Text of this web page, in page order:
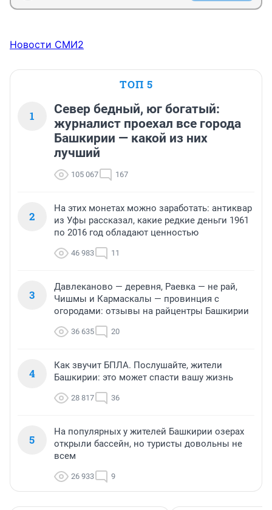
Новости СМИ2
ТОП 5
1
Север бедный, юг богатый:
журналист проехал все города
Башкирии — какой из них
лучший
105 067 167
2
На этих монетах можно заработать: антиквар
из Уфы рассказал, какие редкие деньги 1961
по 2016 год обладают ценностью
46 983 11
3
Давлеканово — деревня, Раевка — не рай,
Чишмы и Кармаскалы — провинция с
огородами: отзывы на райцентры Башкирии
36 635 20
4
Как звучит БПЛА. Послушайте, жители
Башкирии: это может спасти вашу жизнь
28 817 36
5
На популярных у жителей Башкирии озерах
открыли бассейн, но туристы довольны не
всем
26 933 9